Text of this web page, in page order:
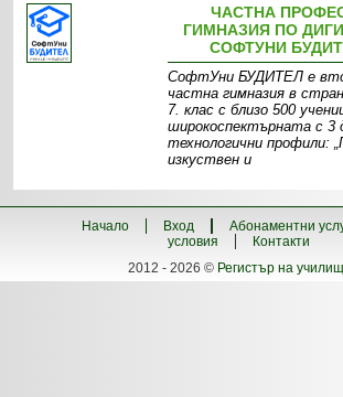
ЧАСТНА
ГИМНАЗИЯ ПО
СОФТУНИ
СофтУни БУДИТЕЛ е
частна гимназия в
7. клас с близо 500
широкоспектърната с 3
технологични профили:
изкуствен и
Начало Вход Абонаментни
условия
Контакти
2012 - 2026 © Регистър на